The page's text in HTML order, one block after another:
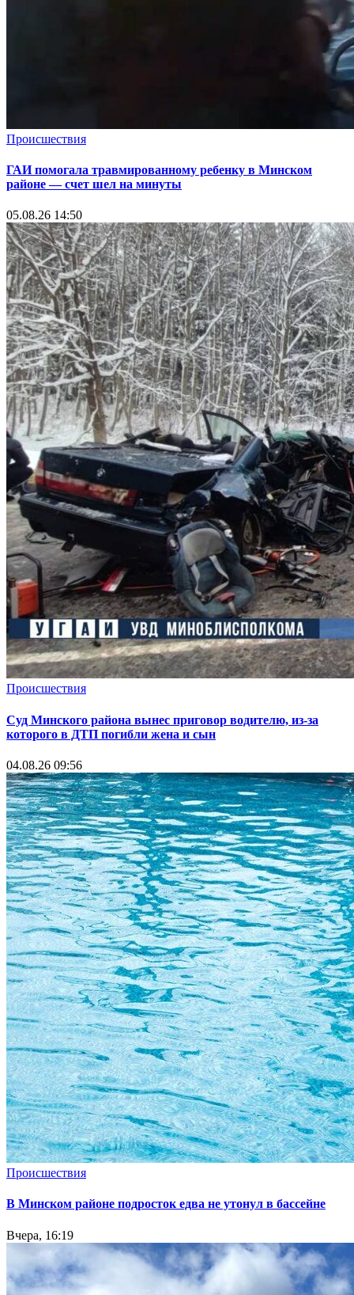
Происшествия
ГАИ помогала травмированному ребенку в Минском
районе — счет шел на минуты
05.08.26 14:50
Происшествия
Суд Минского района вынес приговор водителю, из-за
которого в ДТП погибли жена и сын
04.08.26 09:56
Происшествия
В Минском районе подросток едва не утонул в бассейне
Вчера, 16:19